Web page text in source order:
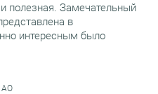
полезная. Замечательный
в
интересным было
АО